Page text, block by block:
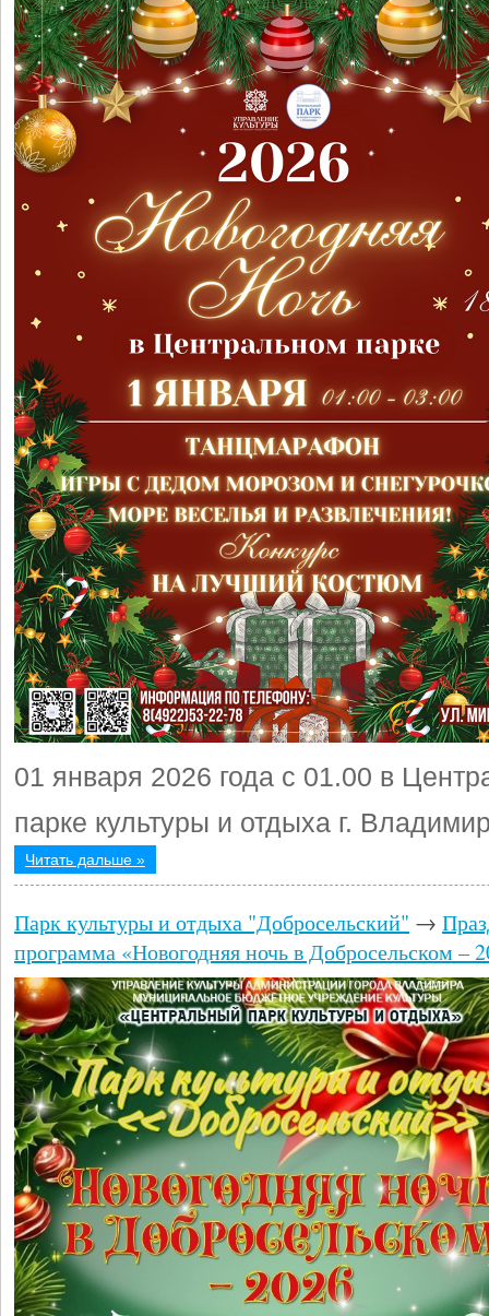
01 января 2026 года с 01.00 в
парке культуры и отдыха г.
Читать дальше »
Парк культуры и отдыха "Добросельский" →
программа «Новогодняя ночь в Добросельском –